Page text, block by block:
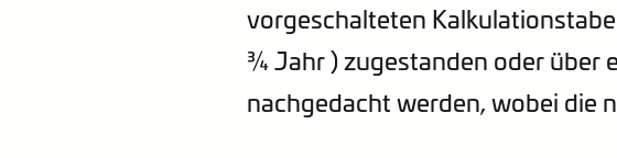
vorgeschalteten
¾ Jahr ) zugestanden oder über
nachgedacht werden, wobei die